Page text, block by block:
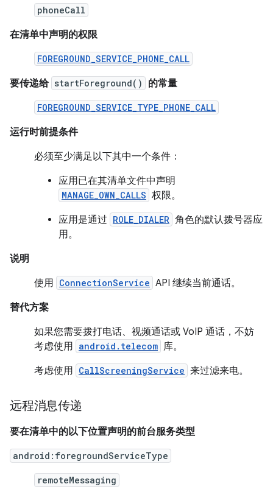
phoneCall
在清单中声明的权限
FOREGROUND_SERVICE_PHONE_CALL
要传递给 startForeground() 的常量
FOREGROUND_SERVICE_TYPE_PHONE_CALL
运行时前提条件
必须至少满足以下其中一个条件：
应用已在其清单文件中声明
MANAGE_OWN_CALLS 权限。
应用是通过 ROLE_DIALER 角色的默认拨号器应
用。
说明
使用 ConnectionService API 继续当前通话。
替代方案
如果您需要拨打电话、视频通话或 VoIP 通话，不妨
考虑使用 android.telecom 库。
考虑使用 CallScreeningService 来过滤来电。
远程消息传递
要在清单中的以下位置声明的前台服务类型
android:foregroundServiceType
remoteMessaging